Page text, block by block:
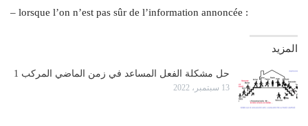
– lorsque l’on n’est pas sûr de l’information annoncée :
المزيد
حل مشكلة الفعل المساعد في زمن الماضي المركب 1
13 سبتمبر، 2022